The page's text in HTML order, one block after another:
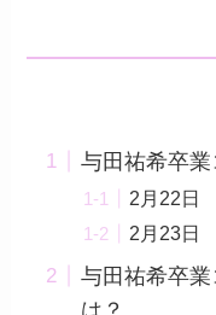
与田祐希卒
2月22日
2月23日
与田祐希卒
は？